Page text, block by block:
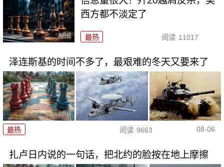
西方都不淡定了
最热 阅读 11017
泽连斯基的时间不多了，最艰难的冬天又要来了
最热 阅读 9663 08-06
扎卢日内说的一句话，把北约的脸按在地上摩擦